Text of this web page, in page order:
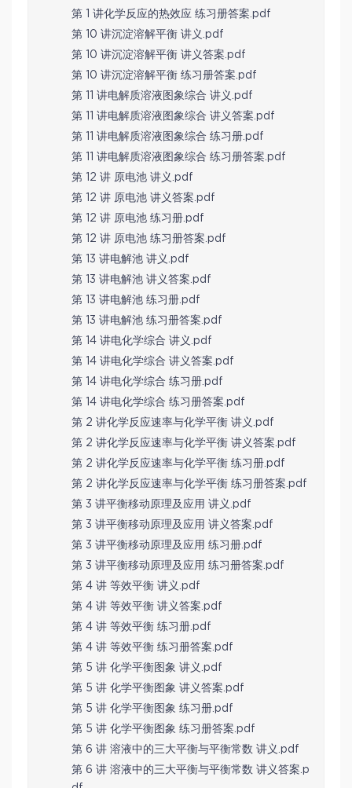
第 1 讲化学反应的热效应 练习册答案.pdf
第 10 讲沉淀溶解平衡 讲义.pdf
第 10 讲沉淀溶解平衡 讲义答案.pdf
第 10 讲沉淀溶解平衡 练习册答案.pdf
第 11 讲电解质溶液图象综合 讲义.pdf
第 11 讲电解质溶液图象综合 讲义答案.pdf
第 11 讲电解质溶液图象综合 练习册.pdf
第 11 讲电解质溶液图象综合 练习册答案.pdf
第 12 讲 原电池 讲义.pdf
第 12 讲 原电池 讲义答案.pdf
第 12 讲 原电池 练习册.pdf
第 12 讲 原电池 练习册答案.pdf
第 13 讲电解池 讲义.pdf
第 13 讲电解池 讲义答案.pdf
第 13 讲电解池 练习册.pdf
第 13 讲电解池 练习册答案.pdf
第 14 讲电化学综合 讲义.pdf
第 14 讲电化学综合 讲义答案.pdf
第 14 讲电化学综合 练习册.pdf
第 14 讲电化学综合 练习册答案.pdf
第 2 讲化学反应速率与化学平衡 讲义.pdf
第 2 讲化学反应速率与化学平衡 讲义答案.pdf
第 2 讲化学反应速率与化学平衡 练习册.pdf
第 2 讲化学反应速率与化学平衡 练习册答案.pdf
第 3 讲平衡移动原理及应用 讲义.pdf
第 3 讲平衡移动原理及应用 讲义答案.pdf
第 3 讲平衡移动原理及应用 练习册.pdf
第 3 讲平衡移动原理及应用 练习册答案.pdf
第 4 讲 等效平衡 讲义.pdf
第 4 讲 等效平衡 讲义答案.pdf
第 4 讲 等效平衡 练习册.pdf
第 4 讲 等效平衡 练习册答案.pdf
第 5 讲 化学平衡图象 讲义.pdf
第 5 讲 化学平衡图象 讲义答案.pdf
第 5 讲 化学平衡图象 练习册.pdf
第 5 讲 化学平衡图象 练习册答案.pdf
第 6 讲 溶液中的三大平衡与平衡常数 讲义.pdf
第 6 讲 溶液中的三大平衡与平衡常数 讲义答案.p